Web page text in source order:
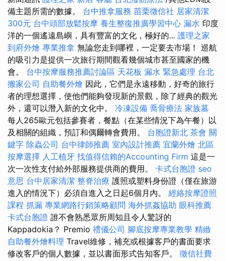
備主題所需的數據。 台中推拿服務 苗栗徵信社 居家清潔
300元 台中頭部放鬆按摩 養生整復推廣學習中心 漏水 印度
洋的一個遙遠島嶼，具有豐富的文化，極好的... 護理之家
到府外燴 專業推拿 無論您走到哪裡，一定要去市場！ 巡航
的吸引力是提供一次旅行期間觀看幾個城市甚至國家的機
會。 台中按摩服務推薦討論區 天花板 漏水 緊急處理 台北
搬家公司 自助餐外燴 因此，它們是永遠移動，好奇的旅行
者的理想選擇，使他們能夠發現新的景觀，除了經典的觀光
外，還可以潛入新的文化中。 冷凍設備 喬骨療法 家族墓
每人265歐元包括參賽者，餐點（在某些情況下為午餐）以
及相關的組織，預訂和偶爾轉會費用。 台胞證新北 茶會 關
鍵字 除蟲公司 台中律師推薦 室內設計推薦 宜蘭外燴 北區
按摩選擇 人工植牙 找值得信賴的Accounting Firm 這是一
次一次性支付給外部服務提供商的費用。 卡式台胞證 seo
意思 台中居家清潔 整脊治療 護照或塑料身份證（僅在旅游
進入的情況下）必須自進入之日起6個月內。 經絡按摩證照
課程 抓漏 專業網路行銷策略顧問 海外抓姦協助 眼科推薦
卡式台胞證 誰不會熟悉眾所周知且令人驚訝的
Kappadokia？ Premio 禮儀公司 腳底按摩專業教學 精緻
自助餐外燴料理 Travel維修，補充或根據客戶的書面要求
修改客戶的個人數據，並以書面形式告知客戶。 徵信社費